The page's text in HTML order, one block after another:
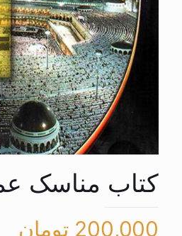
کتاب مناسک
200,000 تومان